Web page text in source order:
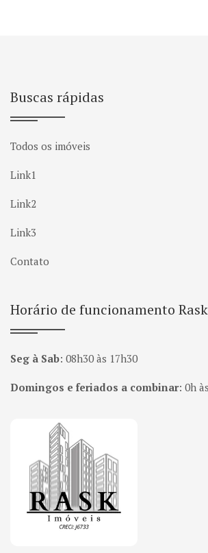
Buscas rápidas
Todos os imóveis
Link1
Link2
Link3
Contato
Horário de funcionamento
Seg à Sab: 08h30 às 17h30
Domingos e feriados a combinar: 0h
Página inicial